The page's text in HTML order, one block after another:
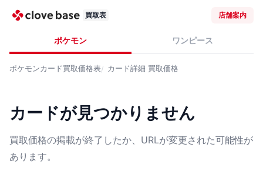
買取表 店舗案内
ポケモン ワンピース
ポケモンカード買取価格表 カード詳細 買取価格
カードが見つかりません
買取価格の掲載が終了したか、URLが変更された可能性が
あります。